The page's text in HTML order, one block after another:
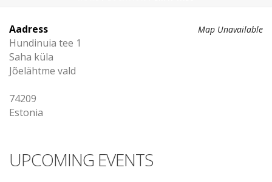
Map Unavailable
Aadress
Hundinuia tee 1
Saha küla
Jõelähtme vald
74209
Estonia
UPCOMING EVENTS